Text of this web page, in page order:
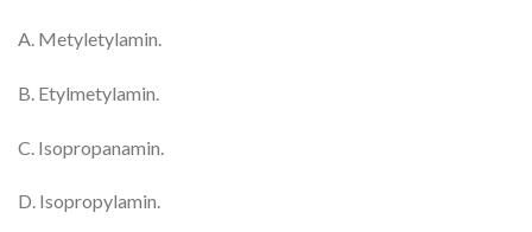
A. Metyletylamin.
B. Etylmetylamin.
C. Isopropanamin.
D. Isopropylamin.